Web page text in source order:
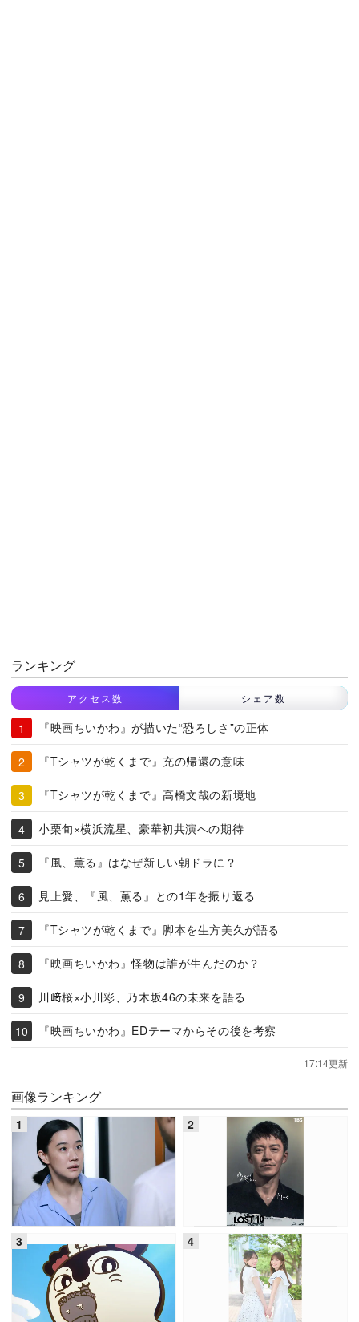
ランキング
アクセス数 シェア数
『映画ちいかわ』が描いた“恐ろしさ”の正体
『Tシャツが乾くまで』充の帰還の意味
『Tシャツが乾くまで』高橋文哉の新境地
小栗旬×横浜流星、豪華初共演への期待
『風、薫る』はなぜ新しい朝ドラに？
見上愛、『風、薫る』との1年を振り返る
『Tシャツが乾くまで』脚本を生方美久が語る
『映画ちいかわ』怪物は誰が生んだのか？
川﨑桜×小川彩、乃木坂46の未来を語る
『映画ちいかわ』EDテーマからその後を考察
17:14更新
画像ランキング